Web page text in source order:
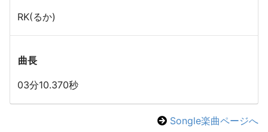
RK(るか)
曲長
03分10.370秒
Songle楽曲ページへ